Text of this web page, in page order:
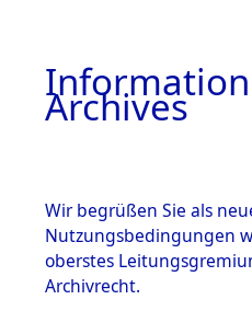
Archives
Wir begrüßen Sie als
Nutzungsbedingungen
oberstes
Archivrecht.